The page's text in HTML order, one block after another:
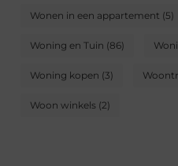
Wonen in een appartement (5)
Woning en Tuin (86)
Woning kopen (3)
Woon winkels (2)